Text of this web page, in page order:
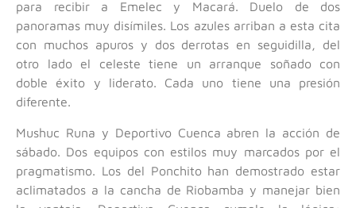
para recibir a Emelec y Macará. Duelo de dos
panoramas muy disímiles. Los azules arriban a esta cita
con muchos apuros y dos derrotas en seguidilla, del
otro lado el celeste tiene un arranque soñado con
doble éxito y liderato. Cada uno tiene una presión
diferente.
Mushuc Runa y Deportivo Cuenca abren la acción de
sábado. Dos equipos con estilos muy marcados por el
pragmatismo. Los del Ponchito han demostrado estar
aclimatados a la cancha de Riobamba y manejar bien